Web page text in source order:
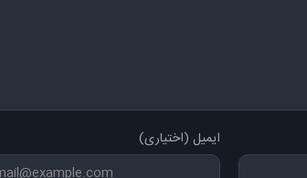
ایمیل (اختیاری)